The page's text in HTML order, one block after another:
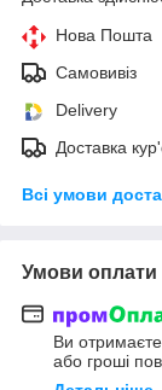
Нова Пошта
Самовивіз
Delivery
Доставка
Всі умови
Умови оплати
Ви
або гроші